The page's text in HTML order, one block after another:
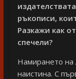
ръкописи,
Разкажи как
спечели?
Намирането на
наистина. С